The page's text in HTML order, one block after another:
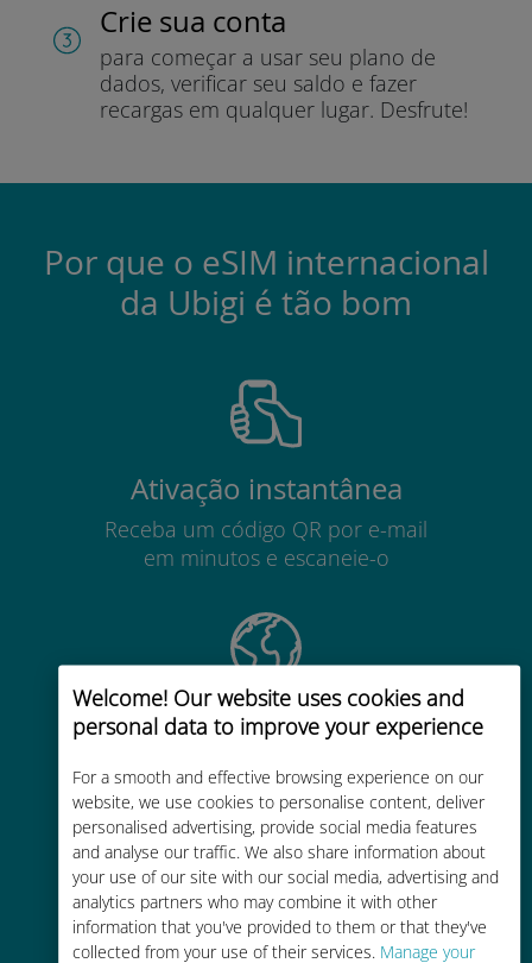
Welcome! Our website uses cookies and
personal data to improve your experience
For a smooth and effective browsing experience on our
website, we use cookies to personalise content, deliver
personalised advertising, provide social media features
and analyse our traffic. We also share information about
your use of our site with our social media, advertising and
analytics partners who may combine it with other
information that you've provided to them or that they've
collected from your use of their services. Manage your
Crie sua conta
para começar a usar seu plano de
dados, verificar seu saldo e fazer
recargas em qualquer lugar. Desfrute!
Por que o eSIM internacional
da Ubigi é tão bom
Ativação instantânea
Receba um código QR por e-mail
em minutos e escaneie-o
Mundial
Conectividade celular mundial de
alta qualidade em mais de 200
destinos